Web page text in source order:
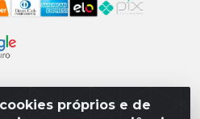
próprios e de
14, Polo Empresarial Goiás